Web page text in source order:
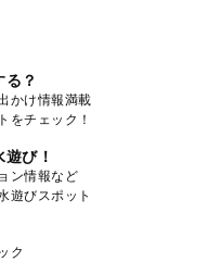
？
かけ情報満載
をチェック！
び！
ン情報など
遊びスポット
ク